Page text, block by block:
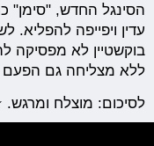
הסינגל החדש, "סימן"
עדין ויפייפה
בוקשטיין לא מפסיקה
ללא מצליחה גם הפעם
לסיכום: מוצלח